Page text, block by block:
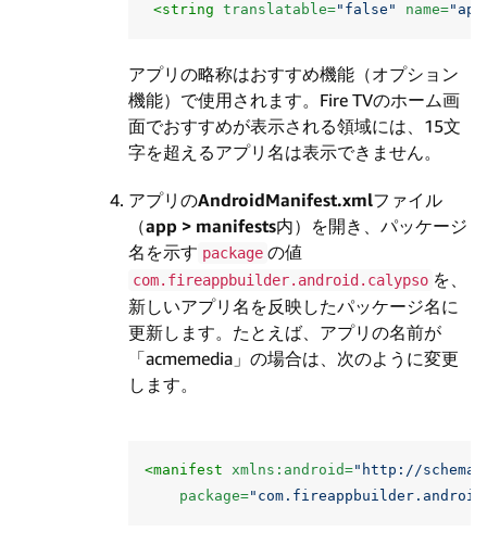
<string translatable="false" name=
アプリの略称はおすすめ機能（オプション
機能）で使用されます。Fire TVのホーム画
面でおすすめが表示される領域には、15文
字を超えるアプリ名は表示できません。
アプリのAndroidManifest.xmlファイル
（app > manifests内）を開き、パッケージ
名を示す package の値
com.fireappbuilder.android.calypso を、
新しいアプリ名を反映したパッケージ名に
更新します。たとえば、アプリの名前が
「acmemedia」の場合は、次のように変更
します。
<manifest xmlns:android="http://
package=